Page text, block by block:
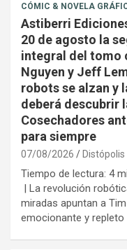
CÓMIC & NOVELA
Astiberri
20 de agosto la
integral del tomo
Nguyen y Jeff
robots se alzan y
deberá descubrir
Cosechadores
para siempre
07/08/2026 Distópolis
Tiempo de lectura: 4
| La revolución
miradas apuntan a
emocionante y repleto